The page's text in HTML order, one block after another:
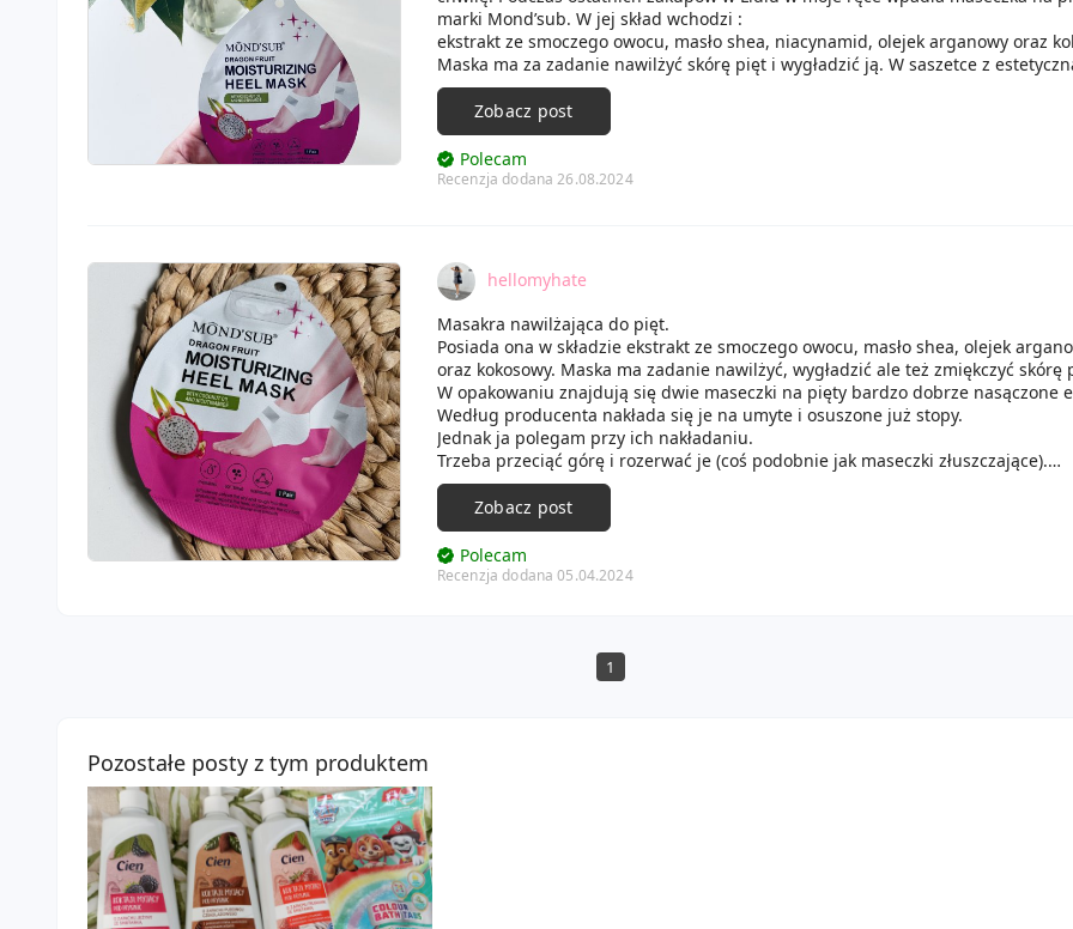
marki Mond’sub. W jej skład wchodzi :
ekstrakt ze smoczego owocu, masło shea, niacynamid, olejek arganowy oraz
Maska ma za zadanie nawilżyć skórę pięt i wygładzić ją. W saszetce z
przyjemną dla oka grafiką mamy dwie sztuki maski , która służy nam do
jednorazowego użycia. Maski są doskonale wypełnione białym kremem. Bez
udało mi się je założyć na pięty po uprzednim odcięciu i otwarciu. Około 25
maski przytrzymałam na stopach po czym obficie zmyłam wodą tak jak zalecił
producent. Skóra pięt po osuszeniu ręcznikiem była zmiękczona i nawilżona. Jak
Zobacz post
Polecam
Recenzja dodana 26.08.2024
hellomyhate
Masakra nawilżająca do pięt.
Posiada ona w składzie ekstrakt ze smoczego owocu, masło shea, olejek
oraz kokosowy. Maska ma zadanie nawilżyć, wygładzić ale też zmiękczyć skórę
W opakowaniu znajdują się dwie maseczki na pięty bardzo dobrze nasączone
Według producenta nakłada się je na umyte i osuszone już stopy.
Jednak ja polegam przy ich nakładaniu.
Trzeba przeciąć górę i rozerwać je (coś podobnie jak maseczki złuszczające).
Oczywiście użyłam za dużo siły i rozerwałam całą maseczkę. Udało mi się aż z
prawidłowo ogarnąć. Mam jeszcze jedną parę w zapasie i będę próbowała
bo bardzo ciekawa jestem całego efektu tej maseczki.
Zobacz post
Polecam
Recenzja dodana 05.04.2024
1
Pozostałe posty z tym produktem